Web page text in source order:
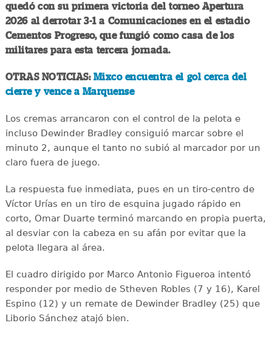
quedó con su primera victoria del torneo Apertura
2026 al derrotar 3-1 a Comunicaciones en el estadio
Cementos Progreso, que fungió como casa de los
militares para esta tercera jornada.
OTRAS NOTICIAS: Mixco encuentra el gol cerca del
cierre y vence a Marquense
Los cremas arrancaron con el control de la pelota e
incluso Dewinder Bradley consiguió marcar sobre el
minuto 2, aunque el tanto no subió al marcador por un
claro fuera de juego.
La respuesta fue inmediata, pues en un tiro-centro de
Víctor Urías en un tiro de esquina jugado rápido en
corto, Omar Duarte terminó marcando en propia puerta,
al desviar con la cabeza en su afán por evitar que la
pelota llegara al área.
El cuadro dirigido por Marco Antonio Figueroa intentó
responder por medio de Stheven Robles (7 y 16), Karel
Espino (12) y un remate de Dewinder Bradley (25) que
Liborio Sánchez atajó bien.